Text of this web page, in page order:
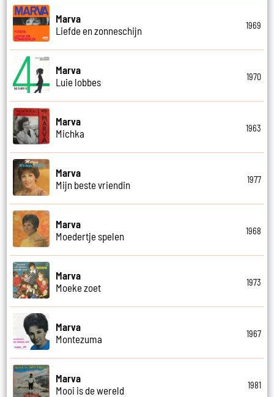
Marva
Liefde en zonneschijn
1969
Marva
Luie lobbes
1970
Marva
Michka
1963
Marva
Mijn beste vriendin
1977
Marva
Moedertje spelen
1968
Marva
Moeke zoet
1973
Marva
Montezuma
1967
Marva
Mooi is de wereld
1981